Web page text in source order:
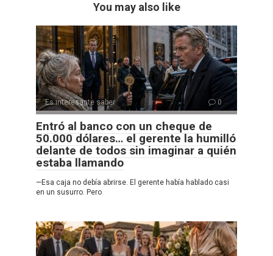
You may also like
Es interesante saber 0
Entró al banco con un cheque de
50.000 dólares… el gerente la humilló
delante de todos sin imaginar a quién
estaba llamando
—Esa caja no debía abrirse. El gerente había hablado casi
en un susurro. Pero